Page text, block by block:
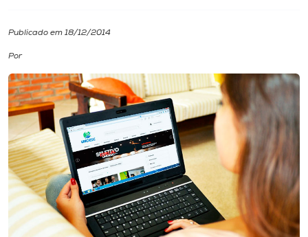
Biblioteca
Editora
Rádio
Museu
Publicado em 18/12/2014
Por